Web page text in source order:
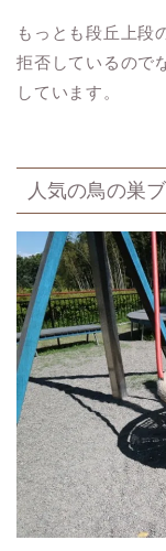
もっとも段丘上段
拒否しているので
しています。
人気の鳥の巣